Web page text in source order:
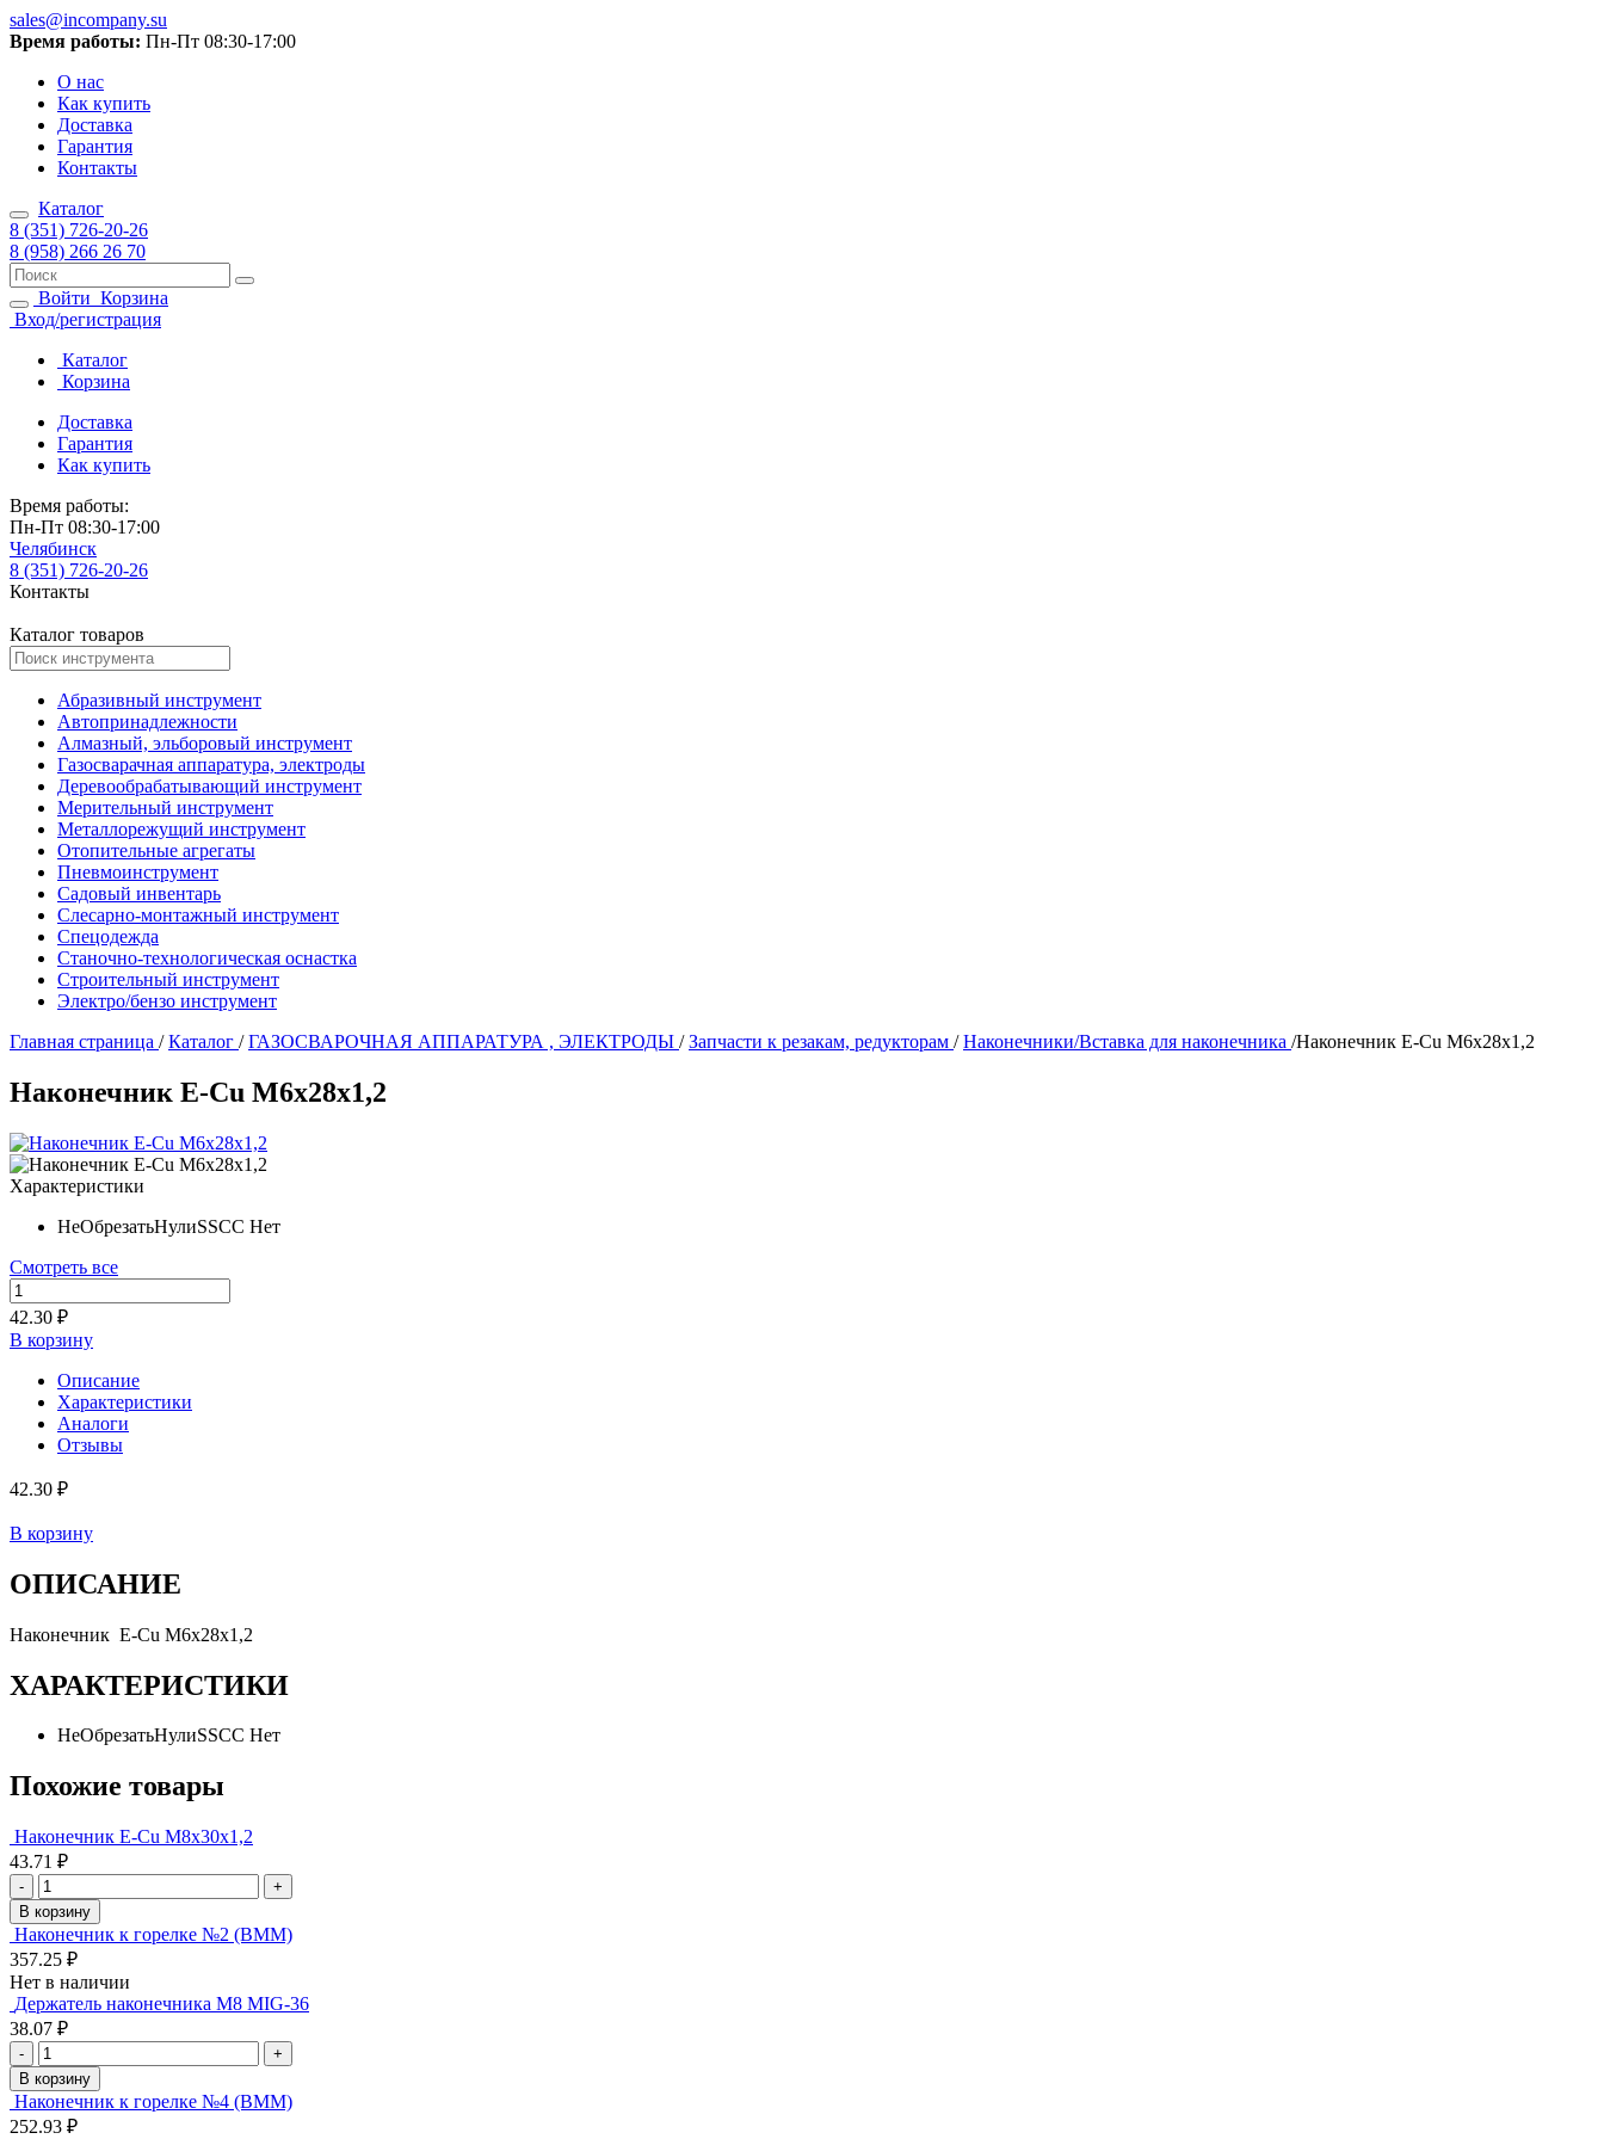
sales@incompany.su
Время работы: Пн-Пт 08:30-17:00
О нас
Как купить
Доставка
Гарантия
Контакты
Каталог
8 (351) 726-20-26
8 (958) 266 26 70
Войти Корзина
Вход/регистрация
Каталог
Корзина
Доставка
Гарантия
Как купить
Время работы:
Пн-Пт 08:30-17:00
Челябинск
8 (351) 726-20-26
Контакты
Каталог товаров
Абразивный инструмент
Автопринадлежности
Алмазный, эльборовый инструмент
Газосварачная аппаратура, электроды
Деревообрабатывающий инструмент
Мерительный инструмент
Металлорежущий инструмент
Отопительные агрегаты
Пневмоинструмент
Садовый инвентарь
Слесарно-монтажный инструмент
Спецодежда
Станочно-технологическая оснастка
Строительный инструмент
Электро/бензо инструмент
Главная страница / Каталог / ГАЗОСВАРОЧНАЯ АППАРАТУРА , ЭЛЕКТРОДЫ / Запчасти к резакам, редукторам / Наконечники/Вставка для наконечника /Наконечник E-Cu M6х28х1,2
Наконечник E-Cu M6х28х1,2
Характеристики
НеОбрезатьНулиSSCC Нет
Смотреть все
42.30 ₽
В корзину
Описание
Характеристики
Аналоги
Отзывы
42.30 ₽
В корзину
ОПИСАНИЕ
Наконечник E-Cu M6х28х1,2
ХАРАКТЕРИСТИКИ
НеОбрезатьНулиSSCC Нет
Похожие товары
Наконечник E-Cu M8х30х1,2
43.71 ₽
-
+
В корзину
Наконечник к горелке №2 (ВММ)
357.25 ₽
Нет в наличии
Держатель наконечника М8 MIG-36
38.07 ₽
-
+
В корзину
Наконечник к горелке №4 (ВММ)
252.93 ₽